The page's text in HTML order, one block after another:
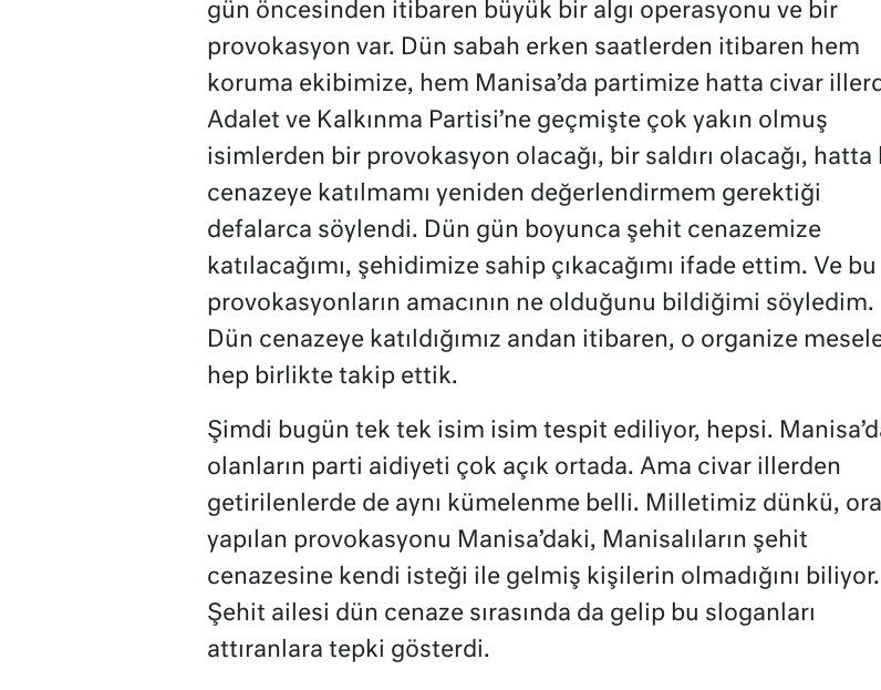
gün öncesinden itibaren büyük bir algı operasyonu ve bir
provokasyon var. Dün sabah erken saatlerden itibaren hem
koruma ekibimize, hem Manisa’da partimize hatta civar
Adalet ve Kalkınma Partisi’ne geçmişte çok yakın olmuş
isimlerden bir provokasyon olacağı, bir saldırı olacağı, hatta
cenazeye katılmamı yeniden değerlendirmem gerektiği
defalarca söylendi. Dün gün boyunca şehit cenazemize
katılacağımı, şehidimize sahip çıkacağımı ifade ettim. Ve bu
provokasyonların amacının ne olduğunu bildiğimi söyledim.
Dün cenazeye katıldığımız andan itibaren, o organize
hep birlikte takip ettik.
Şimdi bugün tek tek isim isim tespit ediliyor, hepsi.
olanların parti aidiyeti çok açık ortada. Ama civar illerden
getirilenlerde de aynı kümelenme belli. Milletimiz dünkü,
yapılan provokasyonu Manisa’daki, Manisalıların şehit
cenazesine kendi isteği ile gelmiş kişilerin olmadığını biliyor.
Şehit ailesi dün cenaze sırasında da gelip bu sloganları
attıranlara tepki gösterdi.